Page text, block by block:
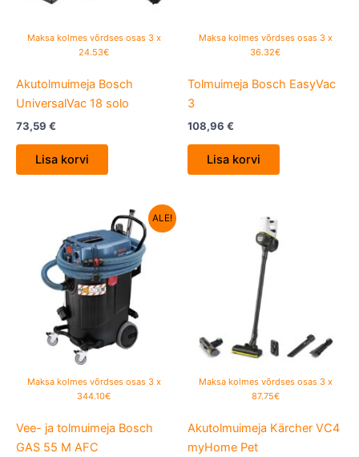
Maksa kolmes võrdses osas 3 x
24.53€
Akutolmuimeja Bosch
UniversalVac 18 solo
73,59 €
Lisa korvi
Maksa kolmes võrdses osas 3 x
36.32€
Tolmuimeja Bosch EasyVac
3
108,96 €
Lisa korvi
ALE!
Maksa kolmes võrdses osas 3 x
344.10€
Vee- ja tolmuimeja Bosch
GAS 55 M AFC
hind
oli:
1,310,68 €.
Current
price
is:
1,032,30 €.
Maksa kolmes võrdses osas 3 x
87.75€
Akutolmuimeja Kärcher VC4
myHome Pet